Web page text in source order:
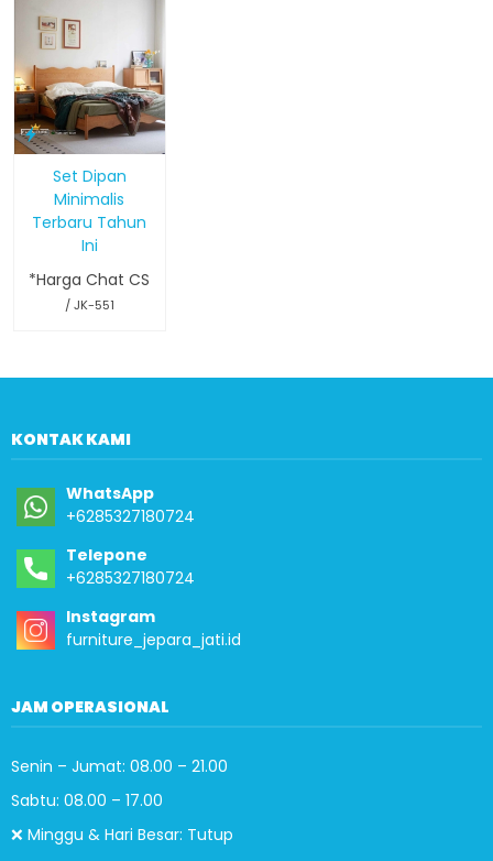
Set Dipan
Minimalis
Terbaru Tahun
Ini
*Harga Chat CS
/ JK-551
KONTAK KAMI
WhatsApp
+6285327180724
Telepone
+6285327180724
Instagram
furniture_jepara_jati.id
JAM OPERASIONAL
Senin – Jumat: 08.00 – 21.00
Sabtu: 08.00 – 17.00
❌ Minggu & Hari Besar: Tutup